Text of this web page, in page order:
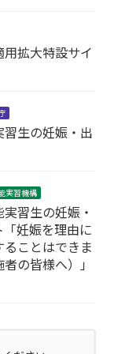
拡大特設サイ
習生の妊娠・出
実習機構
習生の妊娠・
妊娠を理由に
ことはできま
の皆様へ）」